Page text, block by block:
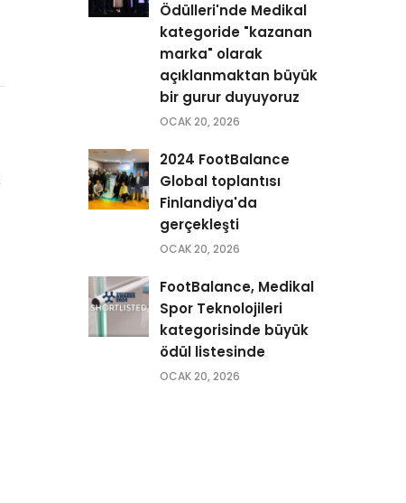
Ödülleri'nde Medikal
kategoride "kazanan
marka" olarak
açıklanmaktan büyük
bir gurur duyuyoruz
OCAK 20, 2026
2024 FootBalance
Global toplantısı
Finlandiya'da
gerçekleşti
OCAK 20, 2026
FootBalance, Medikal
Spor Teknolojileri
kategorisinde büyük
ödül listesinde
OCAK 20, 2026